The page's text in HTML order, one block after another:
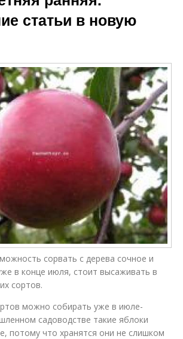
статьи в новую
сорвать с дерева сочное и
в конце июля, стоит высаживать в
сортов.
можно собирать уже в июле-
садоводстве такие яблоки
потому что хранятся они не слишком